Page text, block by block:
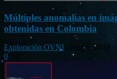
Múltiples anomalías en
obtenidas en Colombia
Exploración OVNI
May 6, 2019
0